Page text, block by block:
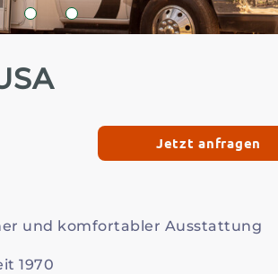
2 3
Jetzt anfragen
und komfortabler Ausstattung
1970
Zum Profil